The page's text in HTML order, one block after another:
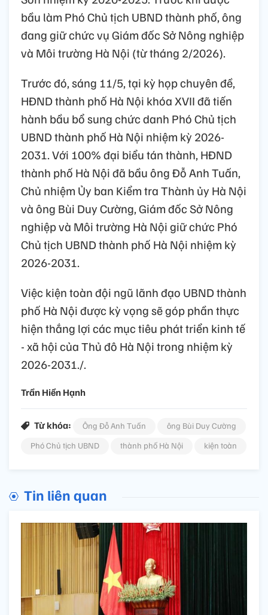
bầu làm Phó Chủ tịch UBND thành phố, ông
đang giữ chức vụ Giám đốc Sở Nông nghiệp
và Môi trường Hà Nội (từ tháng 2/2026).
Trước đó, sáng 11/5, tại kỳ họp chuyên đề,
HĐND thành phố Hà Nội khóa XVII đã tiến
hành bầu bổ sung chức danh Phó Chủ tịch
UBND thành phố Hà Nội nhiệm kỳ 2026-
2031. Với 100% đại biểu tán thành, HĐND
thành phố Hà Nội đã bầu ông Đỗ Anh Tuấn,
Chủ nhiệm Ủy ban Kiểm tra Thành ủy Hà Nội
và ông Bùi Duy Cường, Giám đốc Sở Nông
nghiệp và Môi trường Hà Nội giữ chức Phó
Chủ tịch UBND thành phố Hà Nội nhiệm kỳ
2026-2031.
Việc kiện toàn đội ngũ lãnh đạo UBND thành
phố Hà Nội được kỳ vọng sẽ góp phần thực
hiện thắng lợi các mục tiêu phát triển kinh tế
- xã hội của Thủ đô Hà Nội trong nhiệm kỳ
2026-2031./.
Trần Hiền Hạnh
Từ khóa: Ông Đỗ Anh Tuấn
ông Bùi Duy Cường
Phó Chủ tịch UBND
thành phố Hà Nội kiện toàn
Tin liên quan